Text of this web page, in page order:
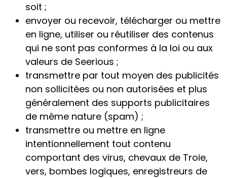
soit ;
envoyer ou recevoir, télécharger ou mettre
en ligne, utiliser ou réutiliser des contenus
qui ne sont pas conformes à la loi ou aux
valeurs de Seerious ;
transmettre par tout moyen des publicités
non sollicitées ou non autorisées et plus
généralement des supports publicitaires
de même nature (spam) ;
transmettre ou mettre en ligne
intentionnellement tout contenu
comportant des virus, chevaux de Troie,
vers, bombes logiques, enregistreurs de